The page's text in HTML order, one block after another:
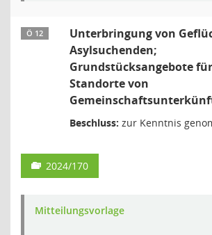
Ö 12
Unterbringung von
Asylsuchenden;
Grundstücksangebote
Standorte von
Beschluss: zur Kenntnis
2024/170
Mitteilungsvorlage